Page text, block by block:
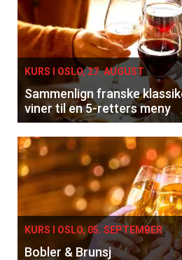
KURS I OSLO, 27. AUGUST
Sammenlign franske
viner til en 5-retters meny
KURS I OSLO, 05. SEPTEMBER
Bobler & Brunsj